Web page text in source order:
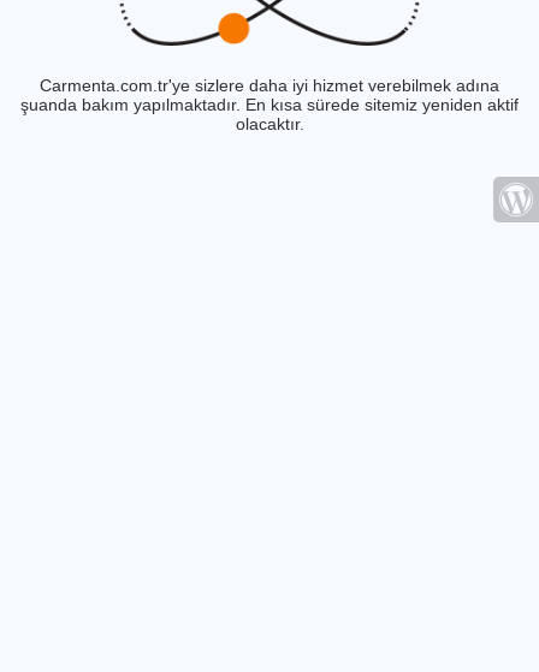
Carmenta.com.tr'ye sizlere daha iyi hizmet verebilmek adına
şuanda bakım yapılmaktadır. En kısa sürede sitemiz yeniden aktif
olacaktır.